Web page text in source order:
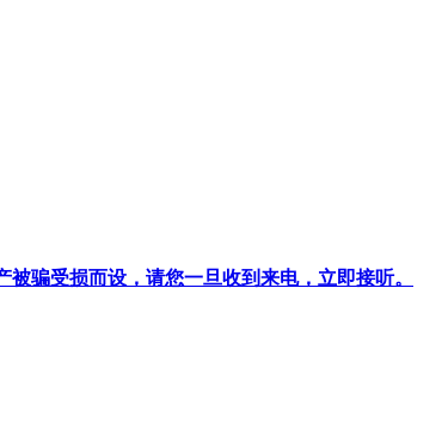
骗受损而设，请您一旦收到来电，立即接听。